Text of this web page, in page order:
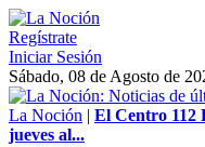
Regístrate
Iniciar Sesión
Sábado, 08 de Agosto de
La Noción | El Centro 112
jueves al...